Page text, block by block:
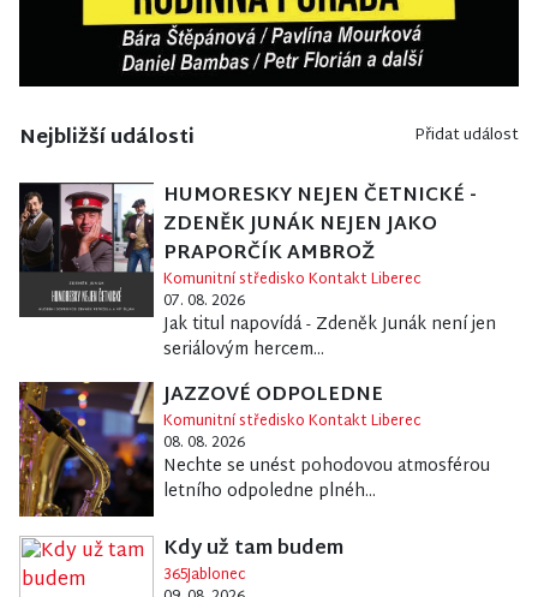
Nejbližší události Přidat událost
HUMORESKY NEJEN ČETNICKÉ -
ZDENĚK JUNÁK NEJEN JAKO
PRAPORČÍK AMBROŽ
Komunitní středisko Kontakt Liberec
07. 08. 2026
Jak titul napovídá - Zdeněk Junák není jen
seriálovým hercem...
JAZZOVÉ ODPOLEDNE
Komunitní středisko Kontakt Liberec
08. 08. 2026
Nechte se unést pohodovou atmosférou
letního odpoledne plnéh...
Kdy už tam budem
365Jablonec